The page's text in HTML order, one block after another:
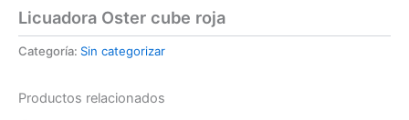
Licuadora Oster cube roja
Categoría: Sin categorizar
Productos relacionados